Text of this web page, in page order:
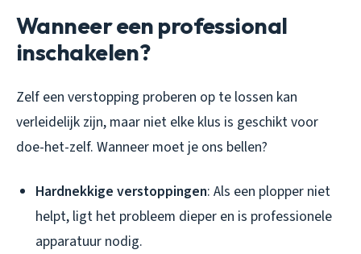
Wanneer een professional
inschakelen?
Zelf een verstopping proberen op te lossen kan
verleidelijk zijn, maar niet elke klus is geschikt voor
doe-het-zelf. Wanneer moet je ons bellen?
Hardnekkige verstoppingen: Als een plopper niet
helpt, ligt het probleem dieper en is professionele
apparatuur nodig.